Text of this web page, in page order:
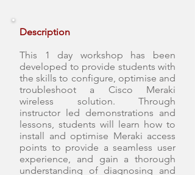
Description
This 1 day workshop has been
developed to provide students with
the skills to configure, optimise and
troubleshoot a Cisco Meraki
wireless solution. Through
instructor led demonstrations and
lessons, students will learn how to
install and optimise Meraki access
points to provide a seamless user
experience, and gain a thorough
understanding of diagnosing and